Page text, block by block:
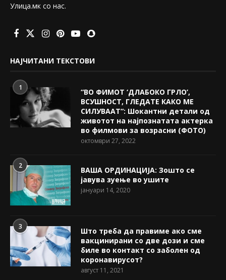
Улица.мк со нас.
НАЈЧИТАНИ ТЕКСТОВИ
1
“ВО ФИМОТ ‘ДЛАБОКО ГРЛО’,
ВСУШНОСТ, ГЛЕДАТЕ КАКО МЕ
СИЛУВААТ“: Шокантни детали од
животот на најпознатата актерка
во филмови за возрасни (ФОТО)
октомври 27, 2022
2
ВАША ОРДИНАЦИЈА: Зошто се
јавува зуење во ушите
јануари 14, 2020
3
Што треба да правиме ако сме
вакцинирани со две дози и сме
биле во контакт со заболен од
коронавирусот?
август 11, 2021